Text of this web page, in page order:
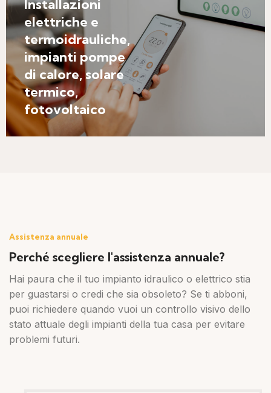
Installazioni
elettriche e
termoidrauliche,
impianti pompe
di calore, solare
termico,
fotovoltaico
Assistenza annuale
Perché scegliere l'assistenza annuale?
Hai paura che il tuo impianto idraulico o elettrico stia
per guastarsi o credi che sia obsoleto? Se ti abboni,
puoi richiedere quando vuoi un controllo visivo dello
stato attuale degli impianti della tua casa per evitare
problemi futuri.